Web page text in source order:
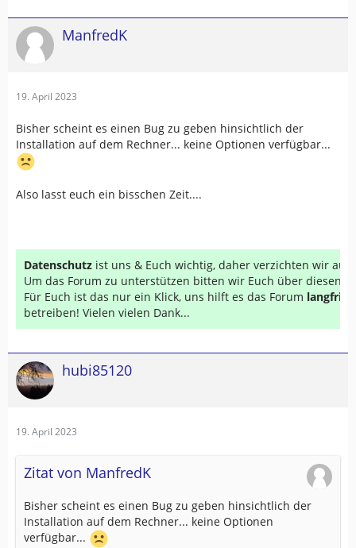
ManfredK
19. April 2023
Bisher scheint es einen Bug zu geben hinsichtlich der
Installation auf dem Rechner... keine Optionen verfügbar...
Also lasst euch ein bisschen Zeit....
Datenschutz ist uns & Euch wichtig, daher verzichten wir auf
Um das Forum zu unterstützen bitten wir Euch über diesen
Für Euch ist das nur ein Klick, uns hilft es das Forum
betreiben! Vielen vielen Dank...
hubi85120
19. April 2023
Zitat von ManfredK
Bisher scheint es einen Bug zu geben hinsichtlich der
Installation auf dem Rechner... keine Optionen
verfügbar...